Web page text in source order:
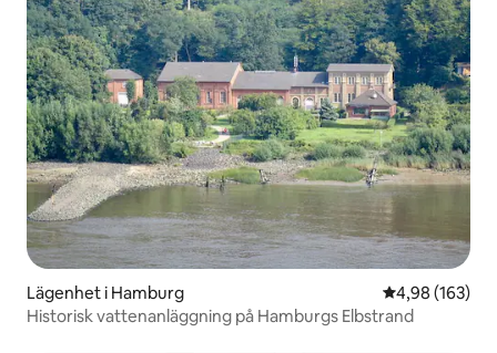
Lägenhet i Hamburg 4,98 av 5 i
4,98 (163)
Historisk vattenanläggning på Hamburgs Elbstrand